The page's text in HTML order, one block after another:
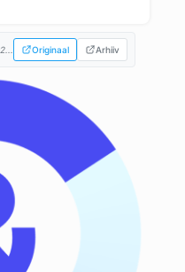
Originaal Arhiiv